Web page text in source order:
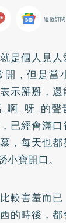
追蹤訂閱
是個人見
，但是當
示掰掰，
啊…呀…的
已經會滿
，每天也都
寶開口。
較害羞而已
的時後，